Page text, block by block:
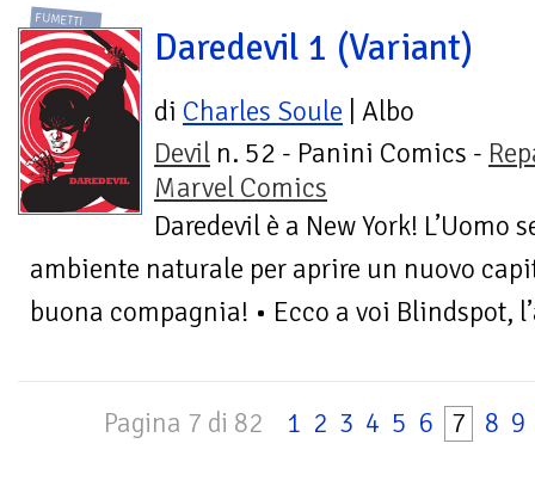
FUMETTI
Daredevil 1 (Variant)
di Charles Soule | Albo
Devil n. 52 - Panini Comics -
Marvel Comics
Daredevil è a New York! L’Uomo
ambiente naturale per aprire un nuovo
buona compagnia! • Ecco a voi Blindspot,
Pagina 7 di 82 1 2 3 4 5 6 7 8 9